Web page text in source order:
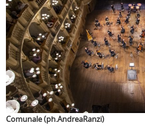
Comunale (ph.AndreaRanzi)